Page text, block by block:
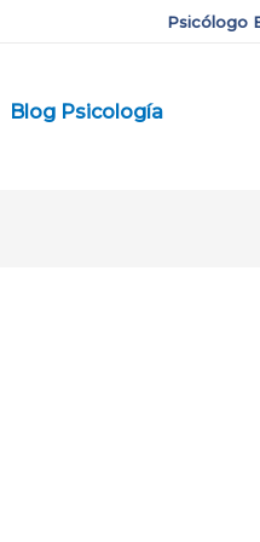
Psicólogo
Blog Psicología